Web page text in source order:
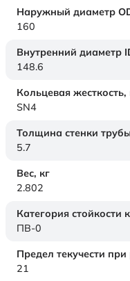
Наружный диаметр
160
Внутренний диаметр
148.6
Кольцевая жесткость,
SN4
Толщина стенки
5.7
Вес, кг
2.802
Категория стойкости
ПВ-0
Предел текучести
21